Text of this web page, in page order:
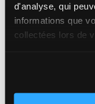
d'analyse, qui
informations que
collectées lors de